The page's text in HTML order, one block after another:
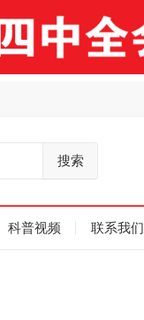
搜索
科普视频 联系我们